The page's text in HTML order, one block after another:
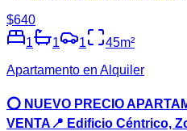
$640
1
1 1 45m²
Apartamento en Alquiler
⭕️ NUEVO PRECIO
VENTA📍 Edificio Céntrico,